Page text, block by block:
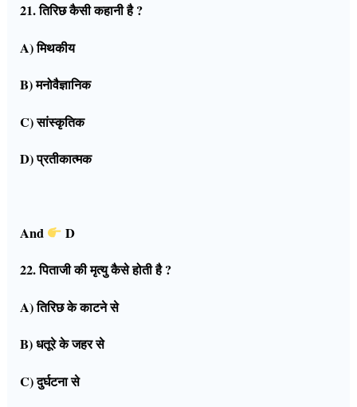
21. तिरिछ कैसी कहानी है ?
A) मिथकीय
B) मनोवैज्ञानिक
C) सांस्कृतिक
D) प्रतीकात्मक
And
D
22. पिताजी की मृत्यु कैसे होती है ?
A) तिरिछ के काटने से
B) धतूरे के जहर से
C) दुर्घटना से